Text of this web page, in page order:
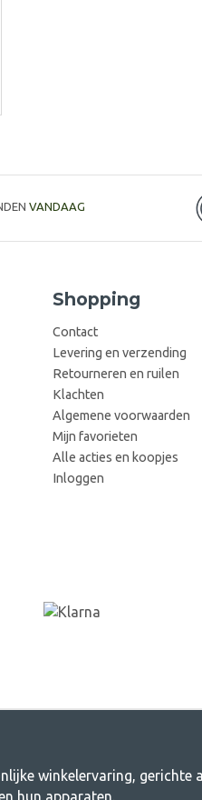
VANDAAG
Shopping
Contact
Levering en verzending
Retourneren en ruilen
Klachten
Algemene voorwaarden
Mijn favorieten
Alle acties en koopjes
Inloggen
-
winkelervaring,
hun apparaten.